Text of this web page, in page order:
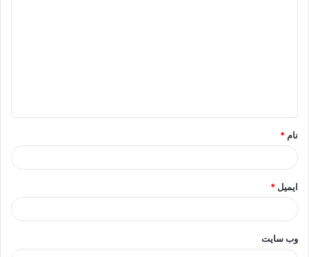
*
نام *
ایمیل *
وب‌ سایت